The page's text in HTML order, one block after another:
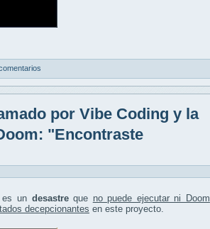
por Vibe Coding y la
"Encontraste
un desastreque no puede ejecutar ni Doom
decepcionantes en este proyecto.